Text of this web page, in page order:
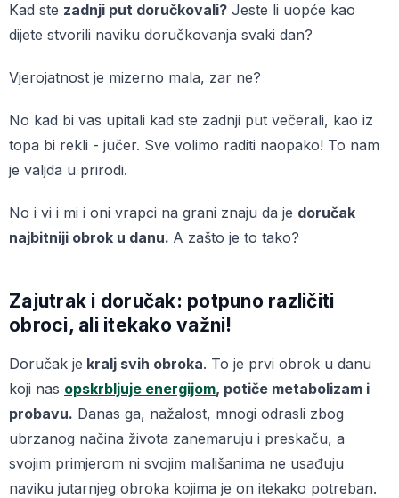
Kad ste zadnji put doručkovali? Jeste li uopće kao
dijete stvorili naviku doručkovanja svaki dan?
Vjerojatnost je mizerno mala, zar ne?
No kad bi vas upitali kad ste zadnji put večerali, kao iz
topa bi rekli - jučer. Sve volimo raditi naopako! To nam
je valjda u prirodi.
No i vi i mi i oni vrapci na grani znaju da je doručak
najbitniji obrok u danu. A zašto je to tako?
Zajutrak i doručak: potpuno različiti
obroci, ali itekako važni!
Doručak je kralj svih obroka. To je prvi obrok u danu
koji nas opskrbljuje energijom, potiče metabolizam i
probavu. Danas ga, nažalost, mnogi odrasli zbog
ubrzanog načina života zanemaruju i preskaču, a
svojim primjerom ni svojim mališanima ne usađuju
naviku jutarnjeg obroka kojima je on itekako potreban.